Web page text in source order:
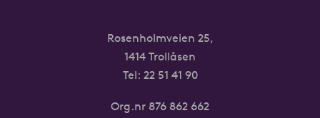
Rosenholmveien 25,
1414 Trollåsen
Tel: 22 51 41 90
Org.nr 876 862 662